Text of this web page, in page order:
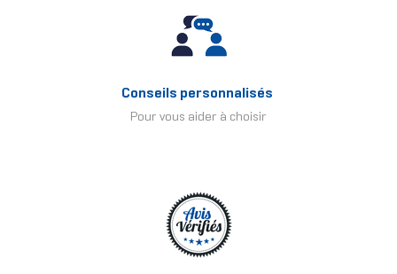
Conseils personnalisés
Pour vous aider à choisir